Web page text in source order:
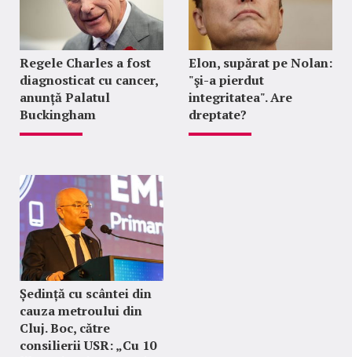
Regele Charles a fost
diagnosticat cu cancer,
anunță Palatul
Buckingham
Elon, supărat pe Nolan:
"şi-a pierdut
integritatea". Are
dreptate?
Ședință cu scântei din
cauza metroului din
Cluj. Boc, către
consilierii USR: „Cu 10